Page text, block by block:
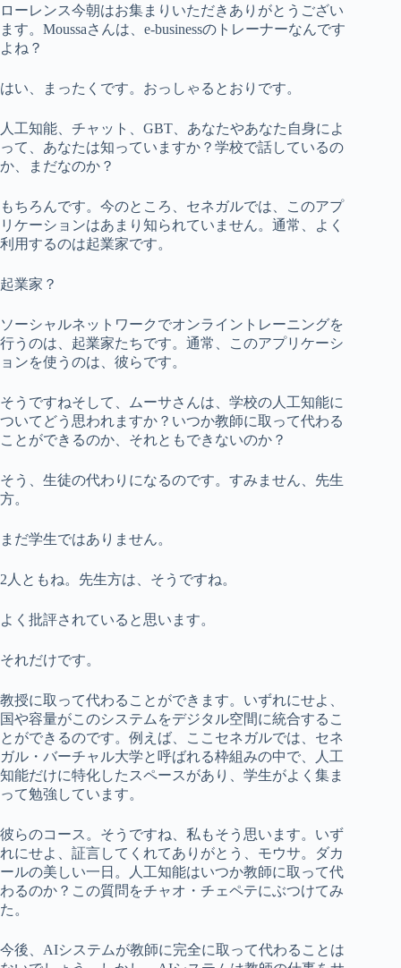
ローレンス今朝はお集まりいただきありがとうござい
ます。Moussaさんは、e-businessのトレーナーなんです
よね？
はい、まったくです。おっしゃるとおりです。
人工知能、チャット、GBT、あなたやあなた自身によ
って、あなたは知っていますか？学校で話しているの
か、まだなのか？
もちろんです。今のところ、セネガルでは、このアプ
リケーションはあまり知られていません。通常、よく
利用するのは起業家です。
起業家？
ソーシャルネットワークでオンライントレーニングを
行うのは、起業家たちです。通常、このアプリケーシ
ョンを使うのは、彼らです。
そうですねそして、ムーサさんは、学校の人工知能に
ついてどう思われますか？いつか教師に取って代わる
ことができるのか、それともできないのか？
そう、生徒の代わりになるのです。すみません、先生
方。
まだ学生ではありません。
2人ともね。先生方は、そうですね。
よく批評されていると思います。
それだけです。
教授に取って代わることができます。いずれにせよ、
国や容量がこのシステムをデジタル空間に統合するこ
とができるのです。例えば、ここセネガルでは、セネ
ガル・バーチャル大学と呼ばれる枠組みの中で、人工
知能だけに特化したスペースがあり、学生がよく集ま
って勉強しています。
彼らのコース。そうですね、私もそう思います。いず
れにせよ、証言してくれてありがとう、モウサ。ダカ
ールの美しい一日。人工知能はいつか教師に取って代
わるのか？この質問をチャオ・チェペテにぶつけてみ
た。
今後、AIシステムが教師に完全に取って代わることは